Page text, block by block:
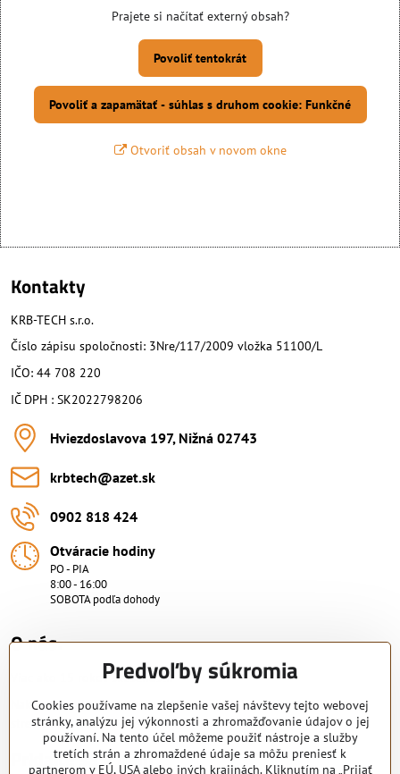
Prajete si načítať externý obsah?
Povoliť tentokrát
Povoliť a zapamätať - súhlas s druhom cookie: Funkčné
Otvoriť obsah v novom okne
Kontakty
KRB-TECH s.r.o.
Číslo zápisu spoločnosti: 3Nre/117/2009 vložka 51100/L
IČO: 44 708 220
IČ DPH : SK2022798206
Hviezdoslavova 197, Nižná 02743
krbtech​@azet​.sk
0902 818 424
Otváracie hodiny
PO - PIA
8:00 - 16:00
SOBOTA podľa dohody
O nás.
Viac ako 15 rokov skúsenosti.
Nakupujte od overeného predajcu s certifikovaným servisným
strediskom. KRB-TECH s.r.o.
Pridajte sa k nám
Predvoľby súkromia
Cookies používame na zlepšenie vašej návštevy tejto webovej
stránky, analýzu jej výkonnosti a zhromažďovanie údajov o jej
používaní. Na tento účel môžeme použiť nástroje a služby
tretích strán a zhromaždené údaje sa môžu preniesť k
partnerom v EÚ, USA alebo iných krajinách. Kliknutím na „Prijať